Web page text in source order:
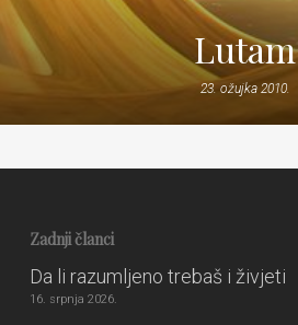
Lutam
23. ožujka 2010.
Zadnji članci
Da li razumljeno trebaš i živjeti
16. srpnja 2026.